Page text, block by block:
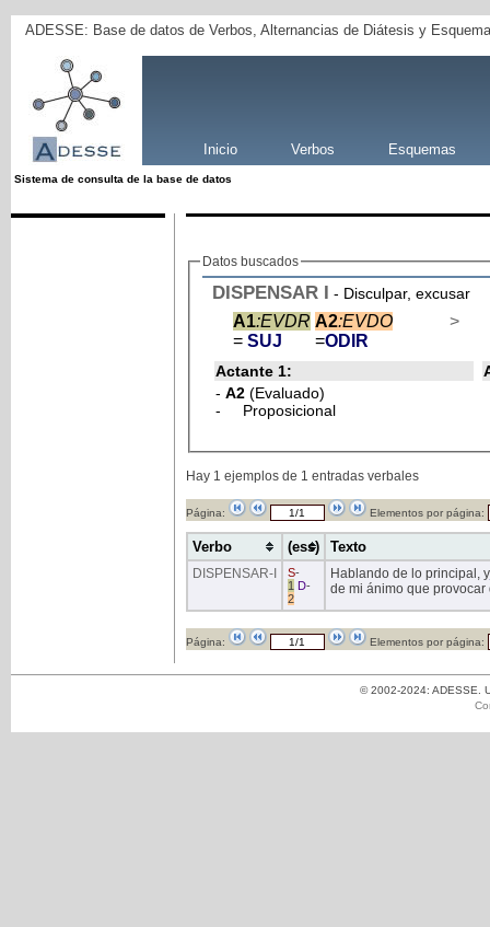
ADESSE: Base de datos de Verbos, Alternancias de Diátesis y
Inicio Verbos Esquemas
Sistema de consulta de la base de datos
Datos buscados
DISPENSAR I - Disculpar, excusar
A1:EVDR
= SUJ
A2:EVDO
=ODIR
>
Actante 1:
- A2 (Evaluado)
- Proposicional
Hay 1 ejemplos de 1 entradas verbales
Página: Elementos por página:
Verbo (ess) Texto
DISPENSAR-I S-
1
D-
2
Hablando de lo principal, y
de mi ánimo que
Página: Elementos por página:
© 2002-2024: ADESSE.